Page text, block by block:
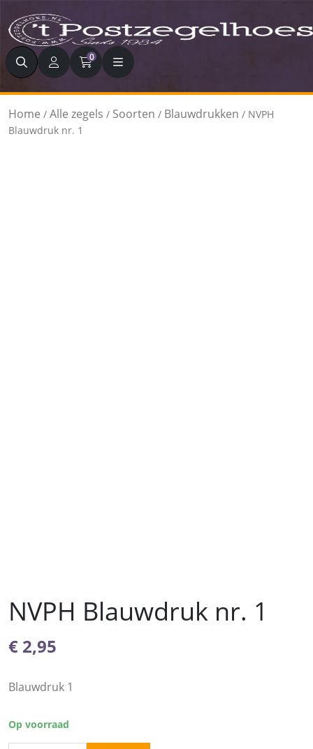
Zoeken 0
Home / Alle zegels / Soorten / Blauwdrukken / NVPH
Blauwdruk nr. 1
NVPH Blauwdruk nr. 1
€ 2,95
Blauwdruk 1
Op voorraad